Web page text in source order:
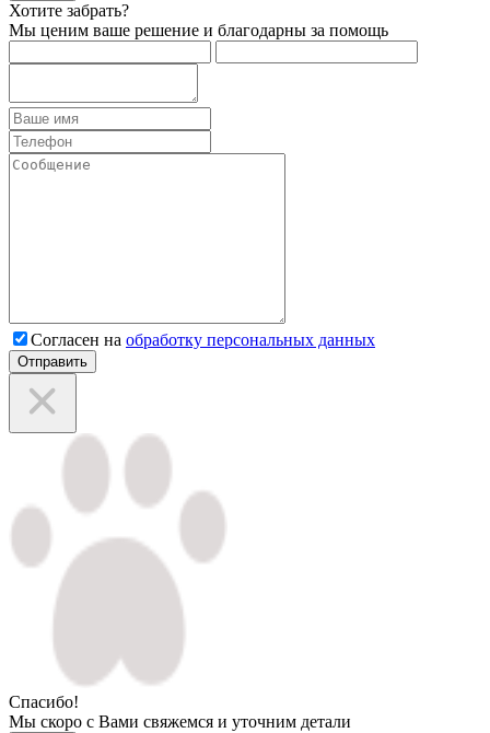
Хотите забрать?
Мы ценим ваше решение и благодарны за помощь
Согласен на обработку персональных данных
Отправить
Спасибо!
Мы скоро с Вами свяжемся и уточним детали